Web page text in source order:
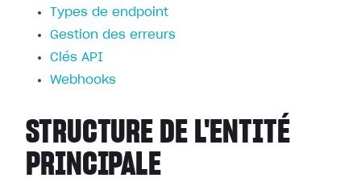
Types de endpoint
Gestion des erreurs
Clés API
Webhooks
STRUCTURE DE L'ENTITÉ
PRINCIPALE